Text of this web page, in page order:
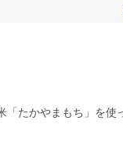
「たかやまもち」を使